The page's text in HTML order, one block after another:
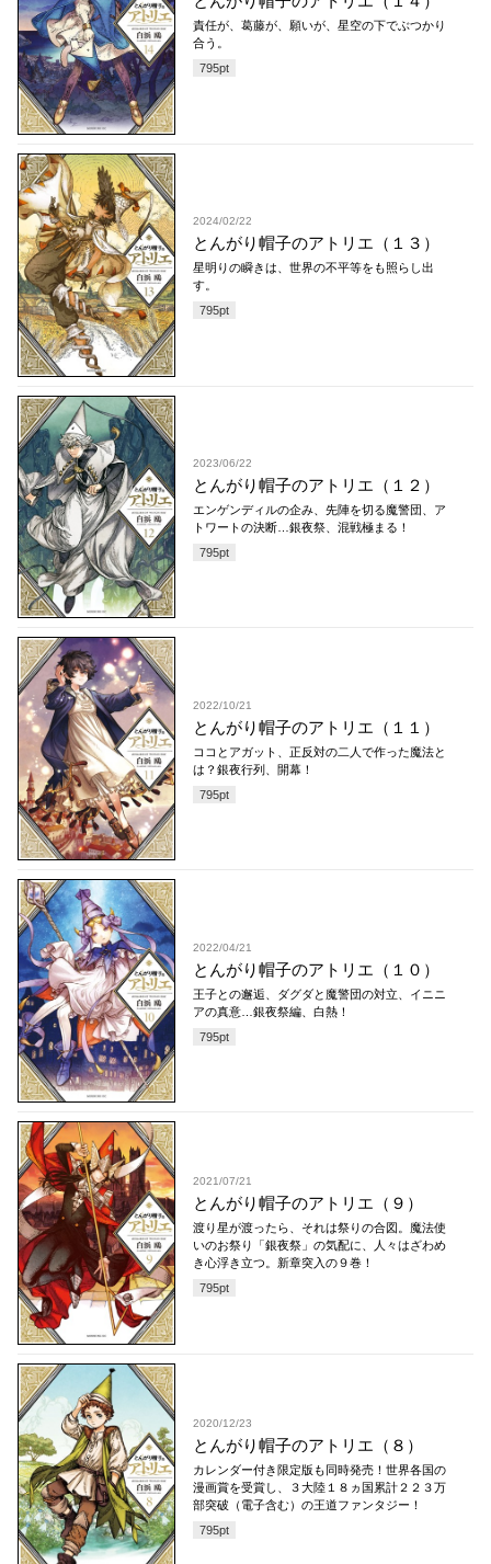
責任が、葛藤が、願いが、星空の下でぶつかり
合う。
795pt
2024/02/22
とんがり帽子のアトリエ（１３）
星明りの瞬きは、世界の不平等をも照らし出
す。
795pt
2023/06/22
とんがり帽子のアトリエ（１２）
エンゲンディルの企み、先陣を切る魔警団、ア
トワートの決断…銀夜祭、混戦極まる！
795pt
2022/10/21
とんがり帽子のアトリエ（１１）
ココとアガット、正反対の二人で作った魔法と
は？銀夜行列、開幕！
795pt
2022/04/21
とんがり帽子のアトリエ（１０）
王子との邂逅、ダグダと魔警団の対立、イニニ
アの真意…銀夜祭編、白熱！
795pt
2021/07/21
とんがり帽子のアトリエ（９）
渡り星が渡ったら、それは祭りの合図。魔法使
いのお祭り「銀夜祭」の気配に、人々はざわめ
き心浮き立つ。新章突入の９巻！
795pt
2020/12/23
とんがり帽子のアトリエ（８）
カレンダー付き限定版も同時発売！世界各国の
漫画賞を受賞し、３大陸１８ヵ国累計２２３万
部突破（電子含む）の王道ファンタジー！
795pt